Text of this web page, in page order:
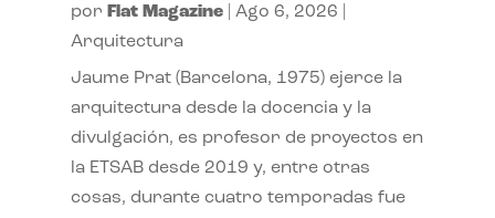
por Flat Magazine| Ago 6, 2026
Arquitectura
Jaume Prat (Barcelona, 1975) ejerce la
arquitectura desde la docencia y la
divulgación, es profesor de proyectos en
la ETSAB desde 2019 y, entre otras
cosas, durante cuatro temporadas fue